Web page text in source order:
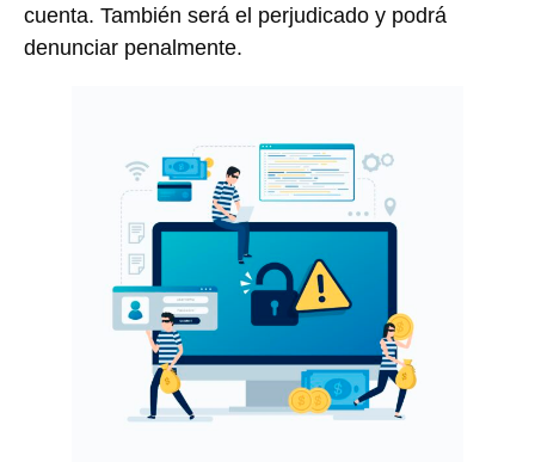
cuenta. También será el perjudicado y podrá
denunciar penalmente.